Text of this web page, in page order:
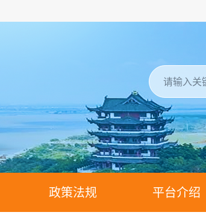
政策法规 平台介绍